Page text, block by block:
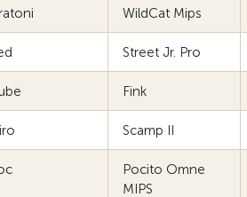
WildCat Mips
Street Jr. Pro
Fink
Scamp II
Pocito Omne
MIPS